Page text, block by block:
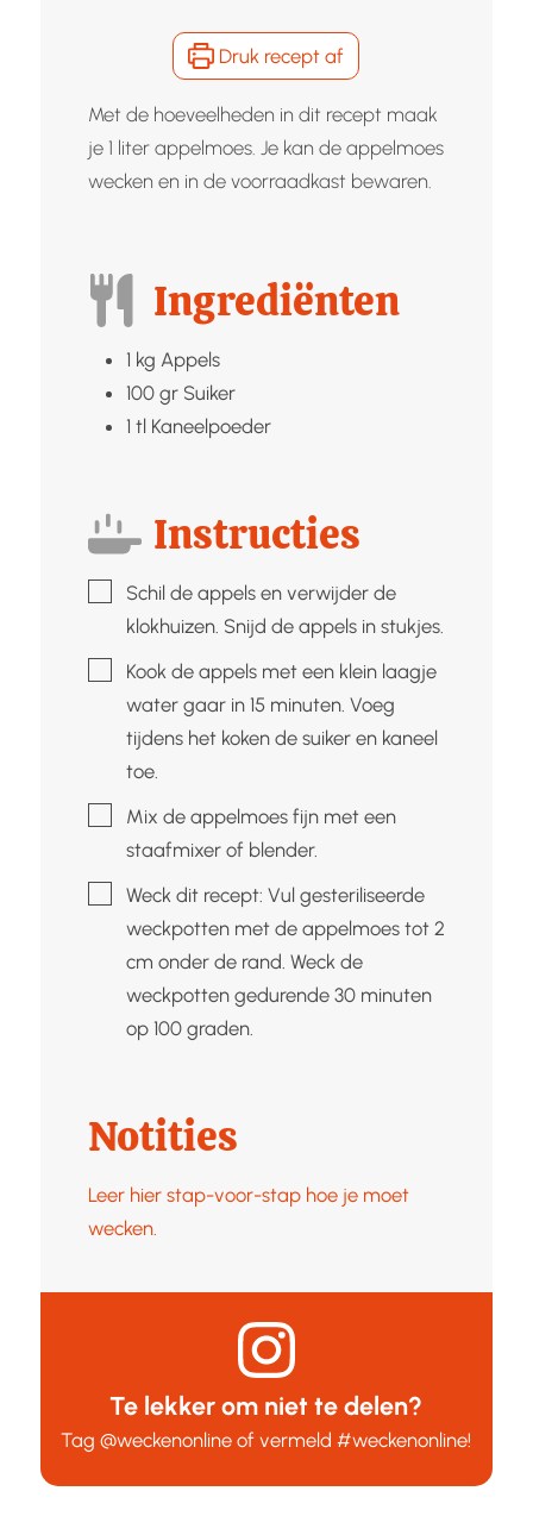
Druk recept af
Met de hoeveelheden in dit recept maak
je 1 liter appelmoes. Je kan de appelmoes
wecken en in de voorraadkast bewaren.
Ingrediënten
1 kg Appels
100 gr Suiker
1 tl Kaneelpoeder
Instructies
▢Schil de appels en verwijder de
klokhuizen. Snijd de appels in stukjes.
▢Kook de appels met een klein laagje
water gaar in 15 minuten. Voeg
tijdens het koken de suiker en kaneel
toe.
▢Mix de appelmoes fijn met een
staafmixer of blender.
▢Weck dit recept: Vul gesteriliseerde
weckpotten met de appelmoes tot 2
cm onder de rand. Weck de
weckpotten gedurende 30 minuten
op 100 graden.
Notities
Leer hier stap-voor-stap hoe je moet
wecken.
Te lekker om niet te delen?
Tag@weckenonline of vermeld#weckenonline!